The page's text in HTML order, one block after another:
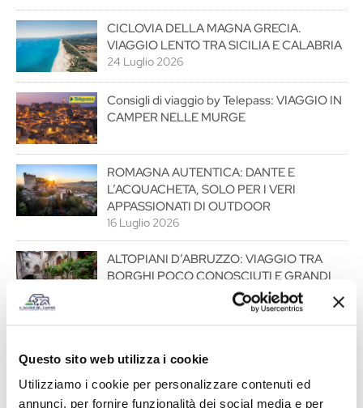
Questo sito web utilizza i cookie
Utilizziamo i cookie per personalizzare contenuti ed
annunci, per fornire funzionalità dei social media e per
CICLOVIA DELLA MAGNA GRECIA.
VIAGGIO LENTO TRA SICILIA E CALABRIA
24 Luglio 2026
Consigli di viaggio by Telepass: VIAGGIO IN
CAMPER NELLE MURGE
ROMAGNA AUTENTICA: DANTE E
L’ACQUACHETA, SOLO PER I VERI
APPASSIONATI DI OUTDOOR
16 Luglio 2026
ALTOPIANI D’ABRUZZO: VIAGGIO TRA
BORGHI POCO CONOSCIUTI E GRANDI
VIGNETI E INCANTEVOLI LAGUNE
29 Giugno 2026